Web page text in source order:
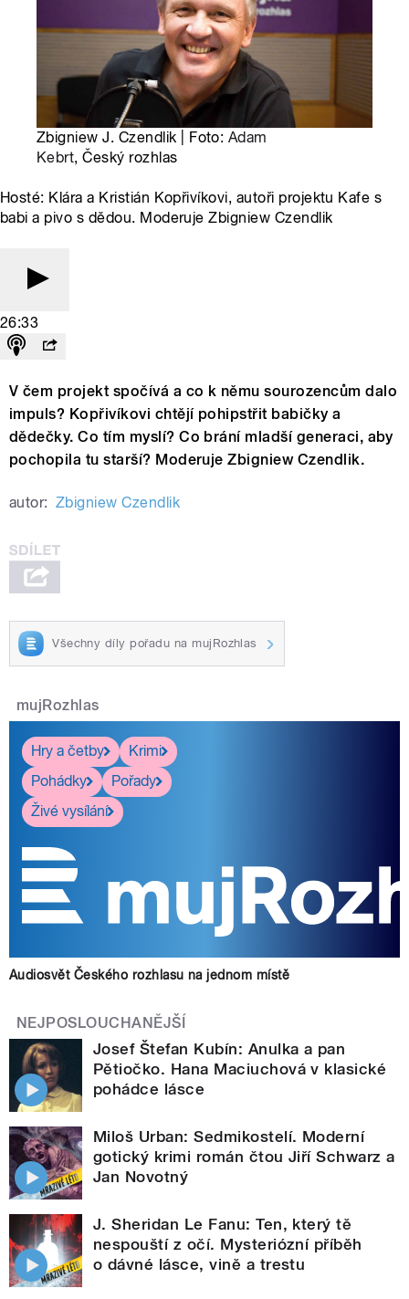
Zbigniew J. Czendlik | Foto: Adam
Kebrt, Český rozhlas
Hosté: Klára a Kristián Kopřivíkovi, autoři projektu Kafe s
babi a pivo s dědou. Moderuje Zbigniew Czendlik
26:33
V čem projekt spočívá a co k němu sourozencům dalo
impuls? Kopřivíkovi chtějí pohipstřit babičky a
dědečky. Co tím myslí? Co brání mladší generaci, aby
pochopila tu starší? Moderuje Zbigniew Czendlik.
autor: Zbigniew Czendlik
Všechny díly pořadu na mujRozhlas
mujRozhlas
Hry a četby
Krimi
Pohádky
Pořady
Živé vysílání
Audiosvět Českého rozhlasu na jednom místě
NEJPOSLOUCHANĚJŠÍ
Josef Štefan Kubín: Anulka a pan
Pětiočko. Hana Maciuchová v klasické
pohádce lásce
Miloš Urban: Sedmikostelí. Moderní
gotický krimi román čtou Jiří Schwarz a
Jan Novotný
J. Sheridan Le Fanu: Ten, který tě
nespouští z očí. Mysteriózní příběh
o dávné lásce, vině a trestu